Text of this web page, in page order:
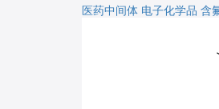
医药中间体 电子化学品 含